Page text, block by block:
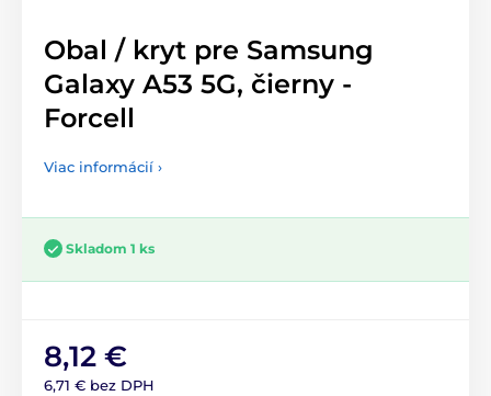
Obal / kryt pre Samsung
Galaxy A53 5G, čierny -
Forcell
Viac informácií ›
Skladom 1 ks
8,12 €
6,71 € bez DPH